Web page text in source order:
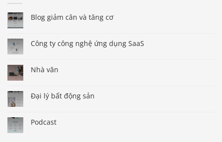
Blog giảm cân và tăng cơ
Công ty công nghệ ứng dụng SaaS
Nhà văn
Đại lý bất động sản
Podcast